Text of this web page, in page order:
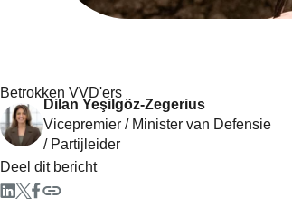
Betrokken VVD'ers
Dilan Yeşilgöz-Zegerius
Vicepremier / Minister van Defensie
/ Partijleider
Deel dit bericht